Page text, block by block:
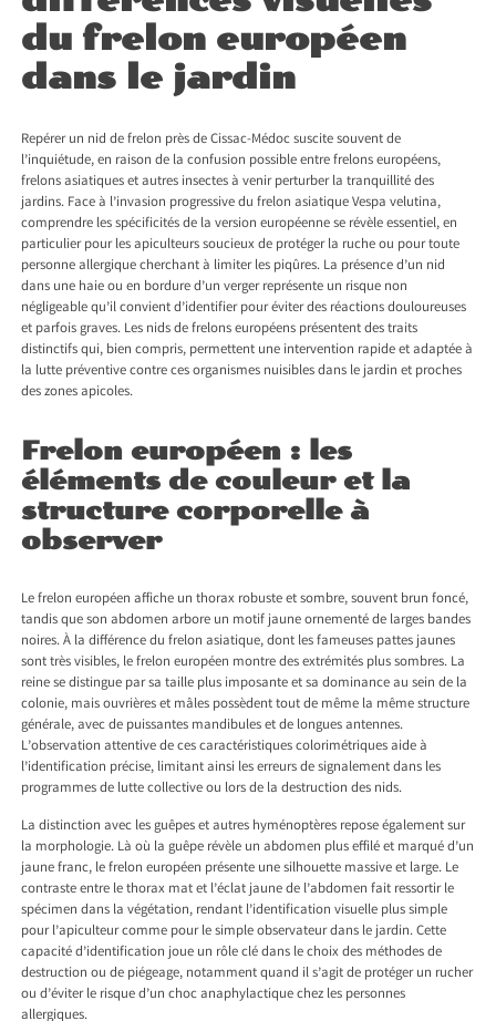
du frelon européen
dans le jardin
Repérer un nid de frelon près de Cissac-Médocsuscite souvent de
l’inquiétude, en raison de la confusion possible entre frelons européens,
frelons asiatiques et autres insectes à venir perturber la tranquillité des
jardins. Face à l’invasion progressive du frelon asiatique Vespa velutina,
comprendre les spécificités de la version européenne se révèle essentiel, en
particulier pour les apiculteurs soucieux de protéger la ruche ou pour toute
personne allergique cherchant à limiter les piqûres. La présence d’un nid
dans une haie ou en bordure d’un verger représente un risque non
négligeable qu’il convient d’identifier pour éviter des réactions douloureuses
et parfois graves. Les nids de frelons européens présentent des traits
distinctifs qui, bien compris, permettent une intervention rapide et adaptée à
la lutte préventive contre ces organismes nuisibles dans le jardin et proches
des zones apicoles.
Frelon européen : les
éléments de couleur et la
structure corporelle à
observer
Le frelon européen affiche un thorax robuste et sombre, souvent brun foncé,
tandis que son abdomen arbore un motif jaune ornementé de larges bandes
noires. À la différence du frelon asiatique, dont les fameuses pattes jaunes
sont très visibles, le frelon européen montre des extrémités plus sombres. La
reine se distingue par sa taille plus imposante et sa dominance au sein de la
colonie, mais ouvrières et mâles possèdent tout de même la même structure
générale, avec de puissantes mandibules et de longues antennes.
L’observation attentive de ces caractéristiques colorimétriques aide à
l’identification précise, limitant ainsi les erreurs de signalement dans les
programmes de lutte collective ou lors de la destruction des nids.
La distinction avec les guêpes et autres hyménoptères repose également sur
la morphologie. Là où la guêpe révèle un abdomen plus effilé et marqué d’un
jaune franc, le frelon européen présente une silhouette massive et large. Le
contraste entre le thorax mat et l’éclat jaune de l’abdomen fait ressortir le
spécimen dans la végétation, rendant l’identification visuelle plus simple
pour l’apiculteur comme pour le simple observateur dans le jardin. Cette
capacité d’identification joue un rôle clé dans le choix des méthodes de
destruction ou de piégeage, notamment quand il s’agit de protéger un rucher
ou d’éviter le risque d’un choc anaphylactique chez les personnes
allergiques.